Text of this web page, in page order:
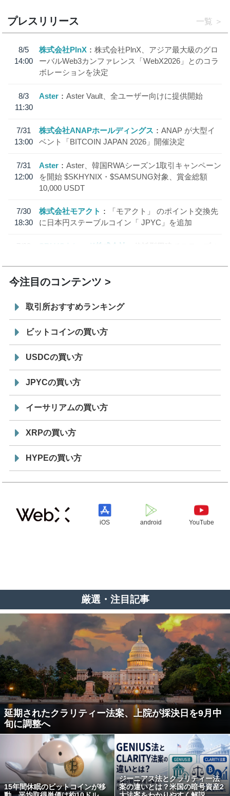
プレスリリース 一覧
8/5
14:00
株式会社PlnX
株式会社PlnX、アジア最大級のグロ
ーバルWeb3カンファレンス「WebX2026」とのコラ
ボレーションを決定
8/3
11:30
Aster Aster Vault、全ユーザー向けに提供開始
7/31
13:00
株式会社ANAPホールディングス
ANAP が大型イ
ベント「BITCOIN JAPAN 2026」開催決定
7/31
12:00
Aster
Aster、韓国RWAシーズン1取引キャンペーン
を開始 $SKHYNIX・$SAMSUNG対象、賞金総額
10,000 USDT
7/30
18:30
株式会社モアクト
「モアクト」 のポイント交換先
に日本円ステーブルコイン「 JPYC」を追加
7/29
SBI VCトレード株式会社
信託型円建てステーブル
今注目のコンテンツ
取引所おすすめランキング
ビットコインの買い方
USDCの買い方
JPYCの買い方
イーサリアムの買い方
XRPの買い方
HYPEの買い方
iOS android YouTube
厳選・注目記事
延期されたクラリティー法案、上院が採決日を9月中
旬に調整へ
15年間休眠のビットコインが移
ジーニアス法とクラリティー法
案の違いとは？米国の暗号資産2